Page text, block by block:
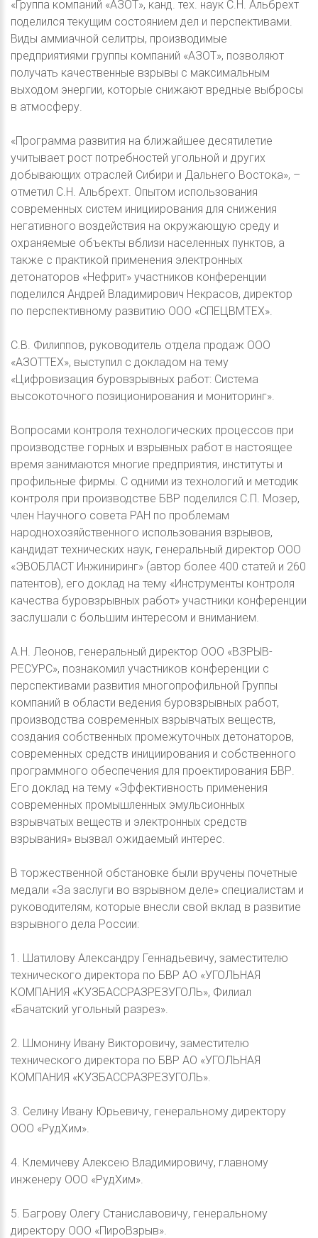
«Группа компаний «АЗОТ», канд. тех. наук С.Н. Альбрехт
поделился текущим состоянием дел и перспективами.
Виды аммиачной селитры, производимые
предприятиями группы компаний «АЗОТ», позволяют
получать качественные взрывы с максимальным
выходом энергии, которые снижают вредные выбросы
в атмосферу.
«Программа развития на ближайшее десятилетие
учитывает рост потребностей угольной и других
добывающих отраслей Сибири и Дальнего Востока», –
отметил С.Н. Альбрехт. Опытом использования
современных систем инициирования для снижения
негативного воздействия на окружающую среду и
охраняемые объекты вблизи населенных пунктов, а
также с практикой применения электронных
детонаторов «Нефрит» участников конференции
поделился Андрей Владимирович Некрасов, директор
по перспективному развитию ООО «СПЕЦВМТЕХ».
С.В. Филиппов, руководитель отдела продаж ООО
«АЗОТТЕХ», выступил с докладом на тему
«Цифровизация буровзрывных работ: Система
высокоточного позиционирования и мониторинг».
Вопросами контроля технологических процессов при
производстве горных и взрывных работ в настоящее
время занимаются многие предприятия, институты и
профильные фирмы. С одними из технологий и методик
контроля при производстве БВР поделился С.П. Мозер,
член Научного совета РАН по проблемам
народнохозяйственного использования взрывов,
кандидат технических наук, генеральный директор ООО
«ЭВОБЛАСТ Инжиниринг» (автор более 400 статей и 260
патентов), его доклад на тему «Инструменты контроля
качества буровзрывных работ» участники конференции
заслушали с большим интересом и вниманием.
А.Н. Леонов, генеральный директор ООО «ВЗРЫВ-
РЕСУРС», познакомил участников конференции с
перспективами развития многопрофильной Группы
компаний в области ведения буровзрывных работ,
производства современных взрывчатых веществ,
создания собственных промежуточных детонаторов,
современных средств инициирования и собственного
программного обеспечения для проектирования БВР.
Его доклад на тему «Эффективность применения
современных промышленных эмульсионных
взрывчатых веществ и электронных средств
взрывания» вызвал ожидаемый интерес.
В торжественной обстановке были вручены почетные
медали «За заслуги во взрывном деле» специалистам и
руководителям, которые внесли свой вклад в развитие
взрывного дела России:
1. Шатилову Александру Геннадьевичу, заместителю
технического директора по БВР АО «УГОЛЬНАЯ
КОМПАНИЯ «КУЗБАССРАЗРЕЗУГОЛЬ», Филиал
«Бачатский угольный разрез».
2. Шмонину Ивану Викторовичу, заместителю
технического директора по БВР АО «УГОЛЬНАЯ
КОМПАНИЯ «КУЗБАССРАЗРЕЗУГОЛЬ».
3. Селину Ивану Юрьевичу, генеральному директору
ООО «РудХим».
4. Клемичеву Алексею Владимировичу, главному
инженеру ООО «РудХим».
5. Багрову Олегу Станиславовичу, генеральному
директору ООО «ПироВзрыв».